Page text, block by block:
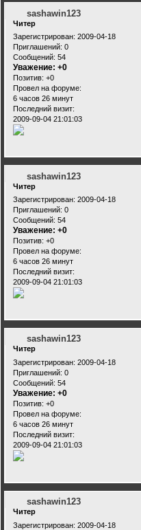
sashawin123
Читер
Зарегистрирован: 2009-04-18
Приглашений: 0
Сообщений: 54
Уважение: +0
Позитив: +0
Провел на форуме:
6 часов 26 минут
Последний визит:
2009-09-04 21:01:03
sashawin123
Читер
Зарегистрирован: 2009-04-18
Приглашений: 0
Сообщений: 54
Уважение: +0
Позитив: +0
Провел на форуме:
6 часов 26 минут
Последний визит:
2009-09-04 21:01:03
sashawin123
Читер
Зарегистрирован: 2009-04-18
Приглашений: 0
Сообщений: 54
Уважение: +0
Позитив: +0
Провел на форуме:
6 часов 26 минут
Последний визит:
2009-09-04 21:01:03
sashawin123
Читер
Зарегистрирован: 2009-04-18